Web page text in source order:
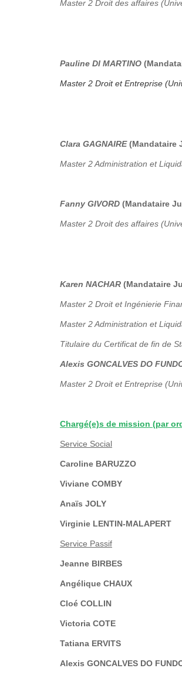
Master 2 Droit des affaires
Pauline DI MARTINO
Master 2 Droit et Entreprise
Clara GAGNAIRE(Mandataire
Master 2 Administration et
Fanny GIVORD (Mandataire
Master 2 Droit des affaires
Karen NACHAR (Mandataire
Master 2 Droit et Ingénierie
Master 2 Administration et
Titulaire du Certificat de fin de
Alexis GONCALVES DO
Master 2 Droit et Entreprise
Chargé(e)s de mission (par
Service Social
Caroline BARUZZO
Viviane COMBY
Anaïs JOLY
Virginie LENTIN-MALAPERT
Service Passif
Jeanne BIRBES
Angélique CHAUX
Cloé COLLIN
Victoria COTE
Tatiana ERVITS
Alexis GONCALVES DO